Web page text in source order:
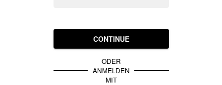
CONTINUE
ODER
ANMELDEN
MIT